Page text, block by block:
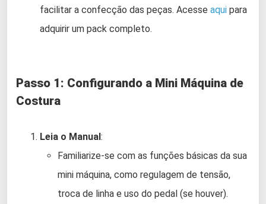
facilitar a confecção das peças. Acesse aqui para
adquirir um pack completo.
Passo 1: Configurando a Mini Máquina de
Costura
Leia o Manual:
Familiarize-se com as funções básicas da sua
mini máquina, como regulagem de tensão,
troca de linha e uso do pedal (se houver).